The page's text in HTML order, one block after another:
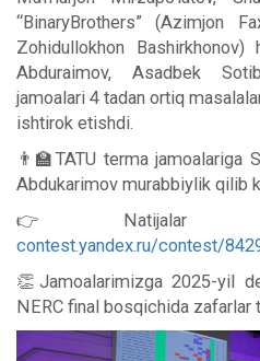
“BinaryBrothers” (Azimjon
Zohidullokhon Bashirkhonov)
Abduraimov, Asadbek
jamoalari 4 tadan ortiq
ishtirok etishdi.
👨‍🏫TATU terma jamoalariga
Abdukarimov murabbiylik qilib
👉Natijalar
contest.yandex.ru/contest/
👏Jamoalarimizga 2025-yil
NERC final bosqichida zafarlar